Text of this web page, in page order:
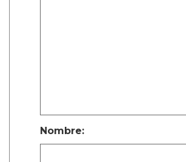
Nombre: